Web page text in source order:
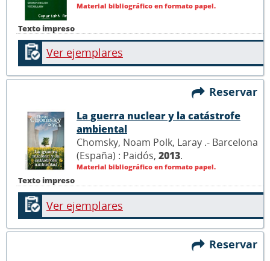
Texto impreso
Material bibliográfico en formato papel.
Ver ejemplares
Reservar
Texto impreso
La guerra nuclear y la catástrofe
ambiental
Chomsky, Noam Polk, Laray .- Barcelona
(España) : Paidós, 2013.
Material bibliográfico en formato papel.
Ver ejemplares
Reservar